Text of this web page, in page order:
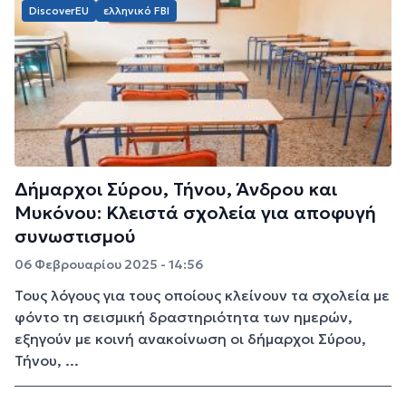
DiscoverEU ελληνικό FBI
Δήμαρχοι Σύρου, Τήνου, Άνδρου και
Μυκόνου: Κλειστά σχολεία για αποφυγή
συνωστισμού
06 Φεβρουαρίου 2025 - 14:56
Τους λόγους για τους οποίους κλείνουν τα σχολεία με
φόντο τη σεισμική δραστηριότητα των ημερών,
εξηγούν με κοινή ανακοίνωση οι δήμαρχοι Σύρου,
Τήνου, ...